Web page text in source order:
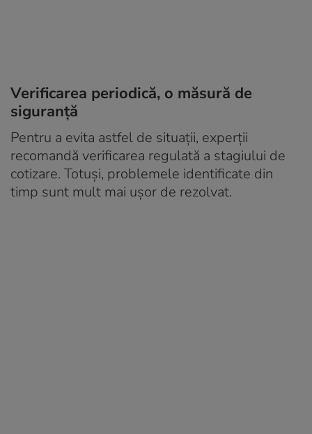
Verificarea periodică, o măsură de
siguranță
Pentru a evita astfel de situații, experții
recomandă verificarea regulată a stagiului de
cotizare. Totuși, problemele identificate din
timp sunt mult mai ușor de rezolvat.